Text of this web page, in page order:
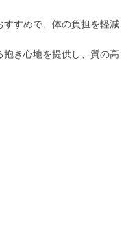
すめで、体の負担を軽減
き心地を提供し、質の高